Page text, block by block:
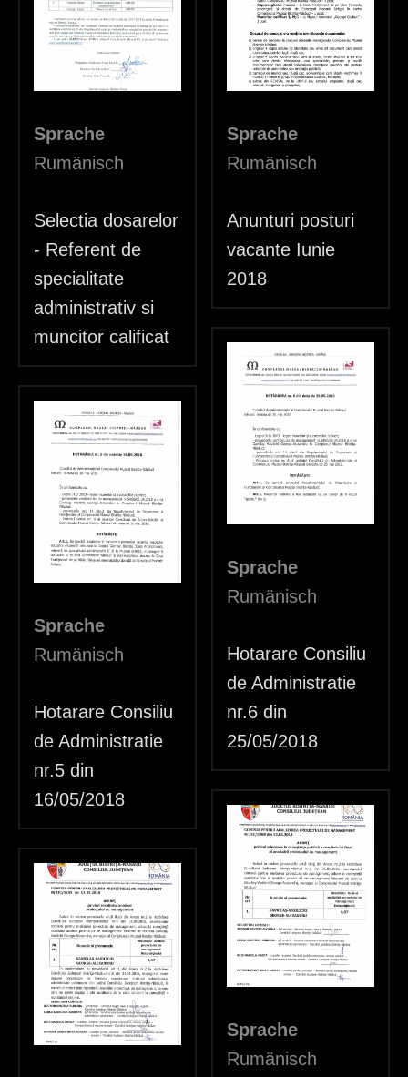
Sprache
Rumänisch
Selectia dosarelor
- Referent de
specialitate
administrativ si
muncitor calificat
Sprache
Rumänisch
Anunturi posturi
vacante Iunie
2018
Sprache
Rumänisch
Hotarare Consiliu
de Administratie
nr.6 din
25/05/2018
Sprache
Rumänisch
Hotarare Consiliu
de Administratie
nr.5 din
16/05/2018
Sprache
Rumänisch